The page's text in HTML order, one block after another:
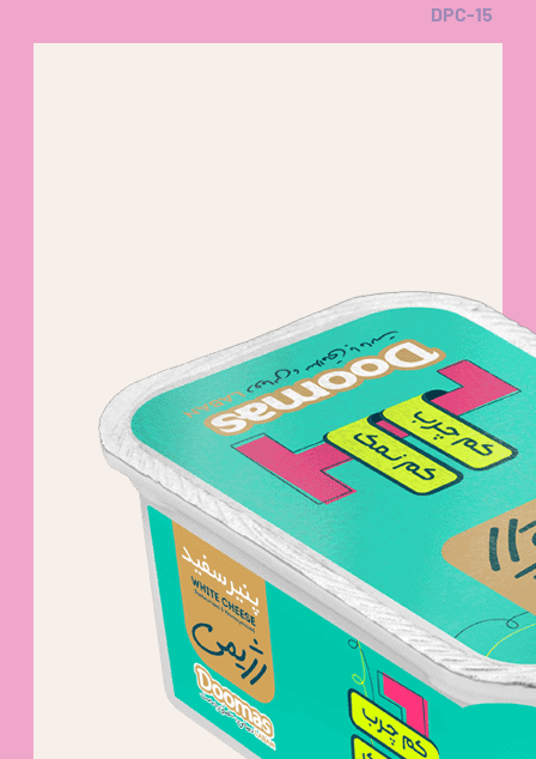
DPC-15